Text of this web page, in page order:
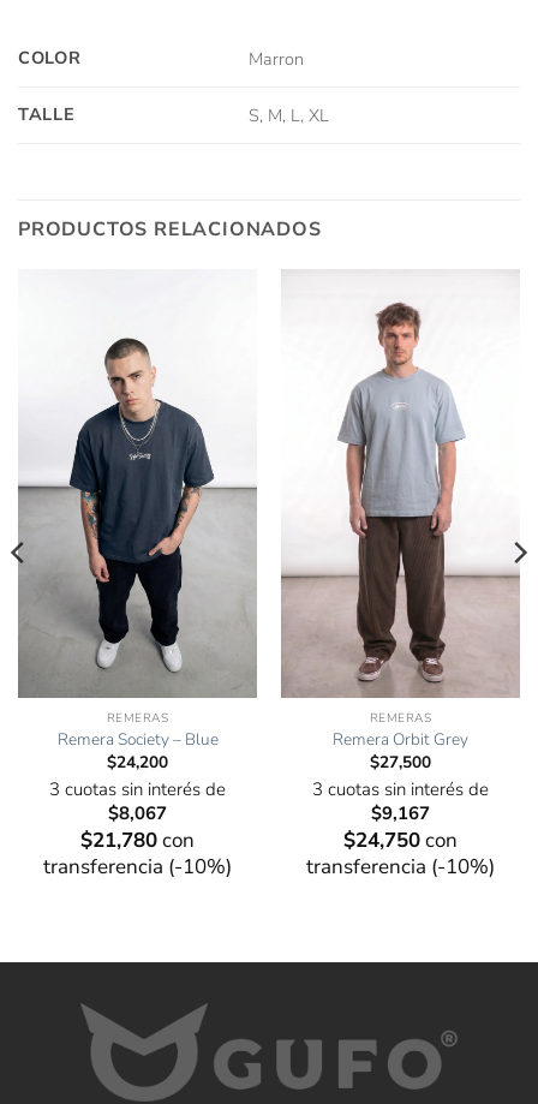
COLOR Marron
TALLE S, M, L, XL
PRODUCTOS RELACIONADOS
REMERAS
Remera Society – Blue
$24,200
3 cuotas sin interés de
$8,067
$21,780con
transferencia (-10%)
REMERAS
Remera Orbit Grey
$27,500
3 cuotas sin interés de
$9,167
$24,750con
transferencia (-10%)